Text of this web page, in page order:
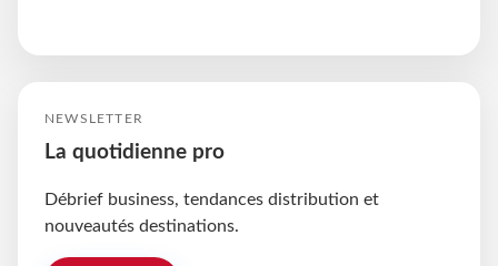
NEWSLETTER
La quotidienne pro
Débrief business, tendances distribution et
nouveautés destinations.